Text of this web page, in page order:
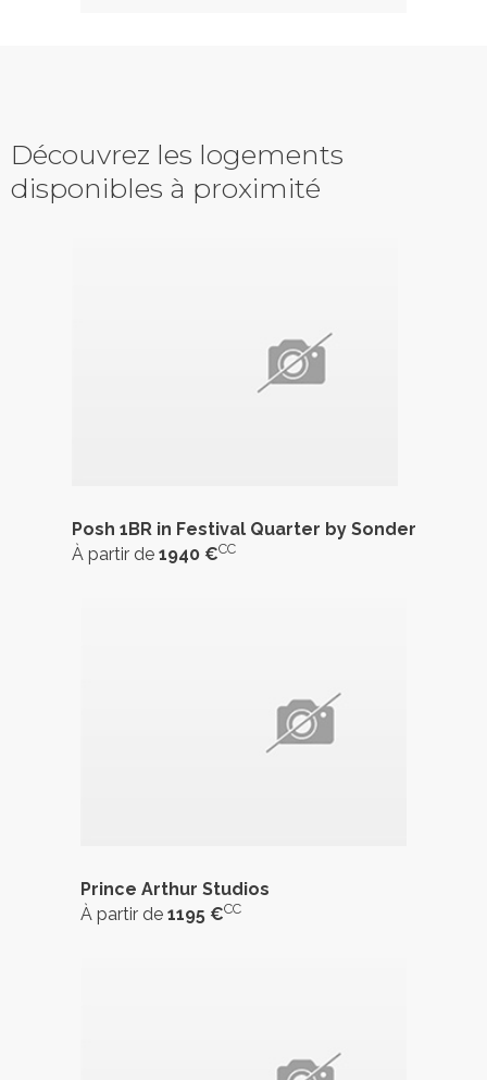
Découvrez les logements
disponibles à proximité
Posh 1BR in Festival Quarter by Sonder
À partir de 1940 €CC
Prince Arthur Studios
À partir de 1195 €CC